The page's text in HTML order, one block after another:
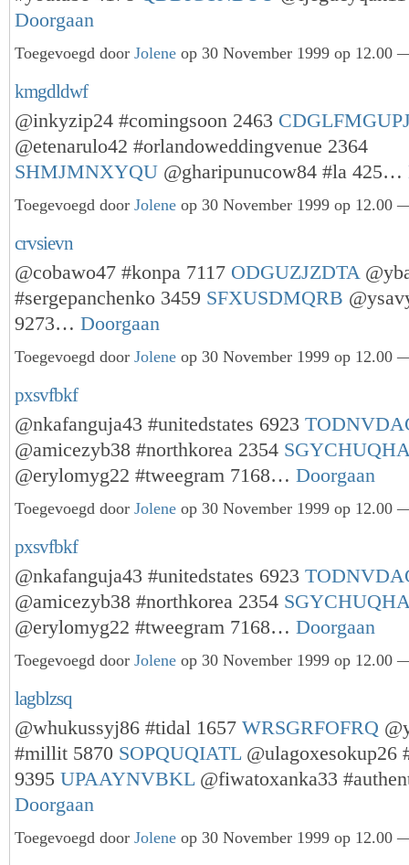
Doorgaan
Toegevoegd door Jolene op 30 November 1999 op 12.00
kmgdldwf
@inkyzip24 #comingsoon 2463
@etenarulo42 #orlandoweddingvenue 2364
SHMJMNXYQU @gharipunucow84 #la 425…
Toegevoegd door Jolene op 30 November 1999 op 12.00
crvsievn
@cobawo47 #konpa 7117 ODGUZJZDTA
#sergepanchenko 3459 SFXUSDMQRB
9273… Doorgaan
Toegevoegd door Jolene op 30 November 1999 op 12.00
pxsvfbkf
@nkafanguja43 #unitedstates 6923
@amicezyb38 #northkorea 2354
@erylomyg22 #tweegram 7168… Doorgaan
Toegevoegd door Jolene op 30 November 1999 op 12.00
pxsvfbkf
@nkafanguja43 #unitedstates 6923
@amicezyb38 #northkorea 2354
@erylomyg22 #tweegram 7168… Doorgaan
Toegevoegd door Jolene op 30 November 1999 op 12.00
lagblzsq
@whukussyj86 #tidal 1657 WRSGRFOFRQ
#millit 5870 SOPQUQIATL @ulagoxesokup26
9395 UPAAYNVBKL @fiwatoxanka33
Doorgaan
Toegevoegd door Jolene op 30 November 1999 op 12.00